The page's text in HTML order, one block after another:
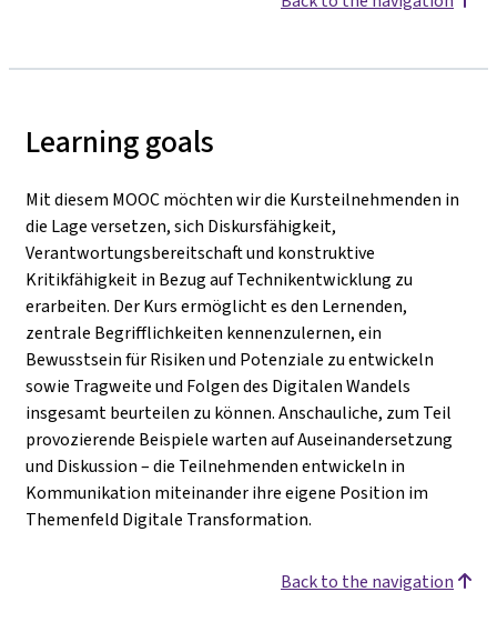
Learning goals
Mit diesem MOOC möchten wir die Kursteilnehmenden in
die Lage versetzen, sich Diskursfähigkeit,
Verantwortungsbereitschaft und konstruktive
Kritikfähigkeit in Bezug auf Technikentwicklung zu
erarbeiten. Der Kurs ermöglicht es den Lernenden,
zentrale Begrifflichkeiten kennenzulernen, ein
Bewusstsein für Risiken und Potenziale zu entwickeln
sowie Tragweite und Folgen des Digitalen Wandels
insgesamt beurteilen zu können. Anschauliche, zum Teil
provozierende Beispiele warten auf Auseinandersetzung
und Diskussion – die Teilnehmenden entwickeln in
Kommunikation miteinander ihre eigene Position im
Themenfeld Digitale Transformation.
Back to the navigation